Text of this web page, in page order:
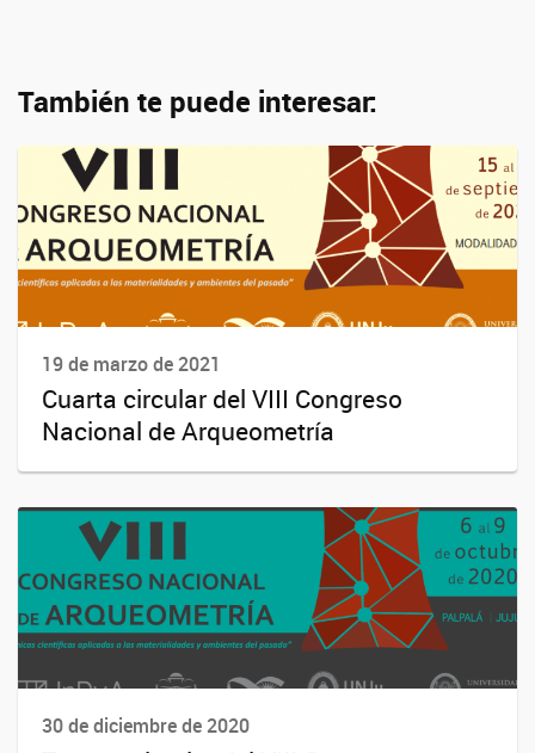
También te puede interesar:
19 de marzo de 2021
Cuarta circular del VIII Congreso
Nacional de Arqueometría
30 de diciembre de 2020